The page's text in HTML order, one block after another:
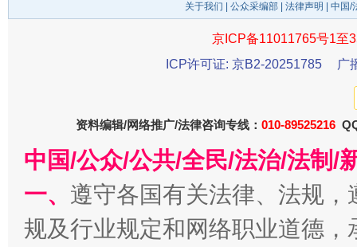
关于我们 公众采编部 法律声明 | 中国
京ICP备11011765号1至
ICP许可证: 京B2-20251785
广
资料编辑/网络推广/法律咨询专线： 010-89525216
中国/公众/公共/全民/法治/法制/
一、 遵守各国有关法律、法规
规及行业规定和网络职业道德